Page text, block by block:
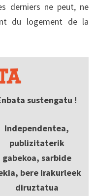
derniers ne peut, ne
du logement de la
sustengatu !
Independentea,
publizitaterik
gabekoa, sarbide
bere irakurleek
diruztatua